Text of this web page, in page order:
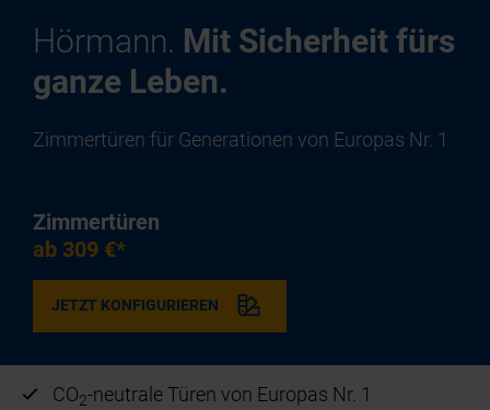
Hörmann. Mit Sicherheit fürs
ganze Leben.
Zimmertüren für Generationen von Europas Nr. 1
Zimmertüren
ab 309 €*
JETZT KONFIGURIEREN
CO2-neutrale Türen von Europas Nr. 1